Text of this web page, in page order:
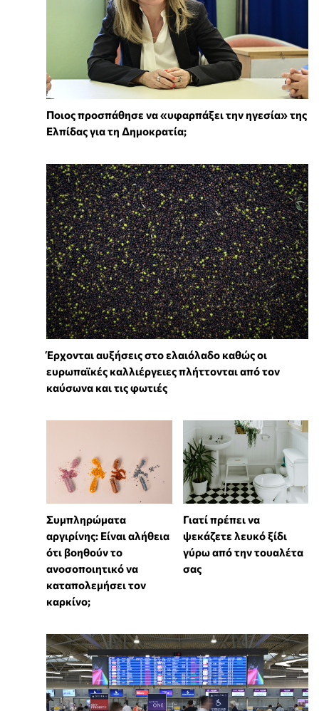
Ποιος προσπάθησε να «υφαρπάξει την ηγεσία» της
Ελπίδας για τη Δημοκρατία;
Έρχονται αυξήσεις στο ελαιόλαδο καθώς οι
ευρωπαϊκές καλλιέργειες πλήττονται από τον
καύσωνα και τις φωτιές
⁠Συμπληρώματα
αργιρίνης: Είναι αλήθεια
ότι βοηθούν το
ανοσοποιητικό να
καταπολεμήσει τον
καρκίνο;
Γιατί πρέπει να
ψεκάζετε λευκό ξίδι
γύρω από την τουαλέτα
σας